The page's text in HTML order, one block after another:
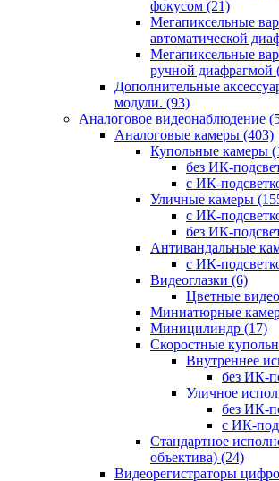
фокусом (21)
Мегапиксельные
автоматической
Мегапиксельные
ручной диафрагмой
Дополнительные
модули. (93)
Аналоговое видеонаблюдение
Аналоговые камеры (403)
Купольные камеры
без ИК-
с ИК-
Уличные камеры
с ИК-
без ИК-
Антивандальные
с ИК-
Видеоглазки (6)
Цветные
Миниатюрные
Миницилиндр (17)
Скоростные
Внутреннее
без ИК-
Уличное
без ИК-
с ИК-
Стандартное
объектива) (24)
Видеорегистраторы